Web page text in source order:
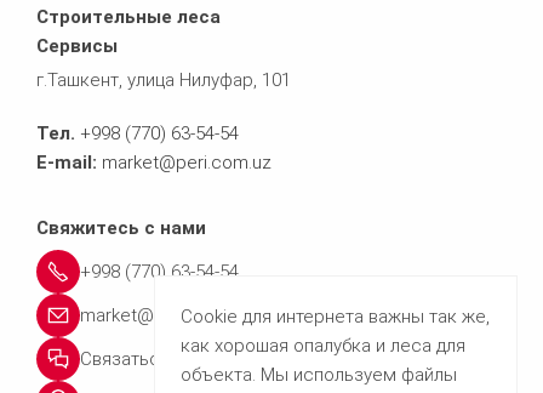
Строительные леса
Сервисы
г.Ташкент, улица Нилуфар, 101
Тел. +998 (770) 63-54-54
E-mail: market@peri.com.uz
Свяжитесь с нами
+998 (770) 63-54-54
market@peri.com.uz
Связаться с нами
Cookie для интернета важны так же,
как хорошая опалубка и леса для
объекта. Мы используем файлы